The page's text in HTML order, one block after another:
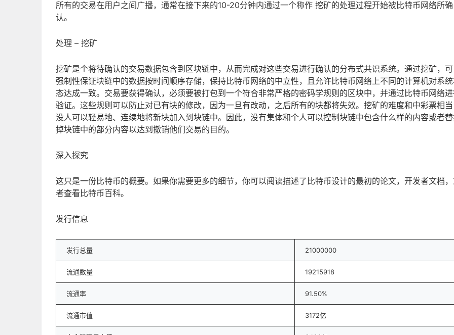
所有的交易在用户之间广播，通常在接下来的10-20分钟内通过一个称作 挖矿的处理过程开始被比特币网络所确
认。
处理 – 挖矿
挖矿是个将待确认的交易数据包含到区块链中，从而完成对这些交易进行确认的分布式共识系统。通过挖矿，
强制性保证块链中的数据按时间顺序存储，保持比特币网络的中立性，且允许比特币网络上不同的计算机对系
态达成一致。交易要获得确认，必须要被打包到一个符合非常严格的密码学规则的区块中，并通过比特币网络
验证。这些规则可以防止对已有块的修改，因为一旦有改动，之后所有的块都将失效。挖矿的难度和中彩票相
没人可以轻易地、连续地将新块加入到块链中。因此，没有集体和个人可以控制块链中包含什么样的内容或者
掉块链中的部分内容以达到撤销他们交易的目的。
深入探究
这只是一份比特币的概要。如果你需要更多的细节，你可以阅读描述了比特币设计的最初的论文，开发者文档
者查看比特币百科。
发行信息
发行总量 21000000
流通数量 19215918
流通率 91.50%
流通市值 3172亿